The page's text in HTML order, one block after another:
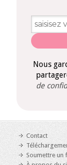
Nous
de
Contact
Soumettre un